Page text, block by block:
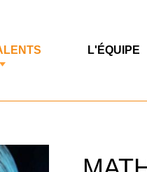
L'ÉQUIPE